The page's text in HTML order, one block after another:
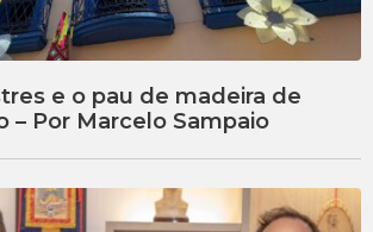
e o pau de madeira de
– Por Marcelo Sampaio